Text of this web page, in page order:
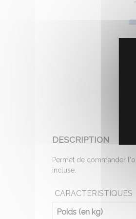
DESCRIPTION
Permet de commander
incluse.
CARACTÉRISTIQUES
Poids (en kg)